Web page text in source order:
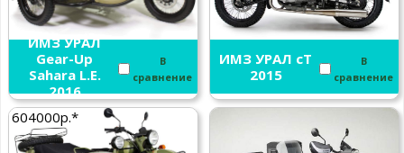
ИМЗ УРАЛ
Gear-Up
Sahara L.E.
2016
В
сравнение
ИМЗ УРАЛ cT
2015
В
сравнение
604000р.*